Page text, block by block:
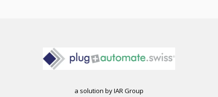
a solution by IAR Group